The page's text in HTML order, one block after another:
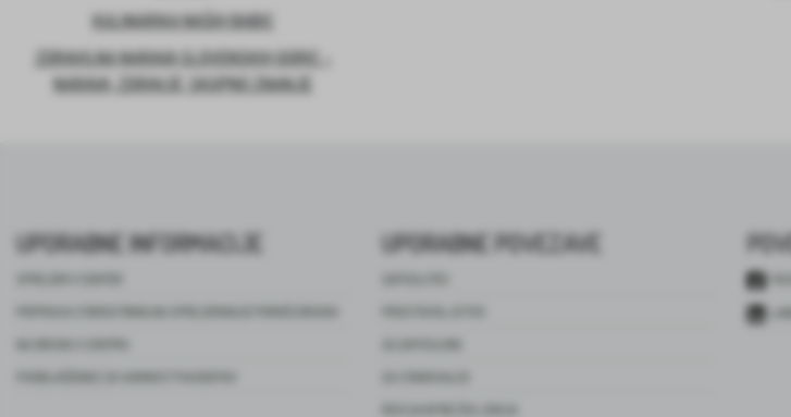
KULINARIKA NAŠIH BABIC
ZDRAVILNA NARAVA SLOVENSKIH GORIC –
NARAVA, ZDRAVJE, SKUPNO ZNANJE
UPORABNE INFORMACIJE UPORABNE POVEZAVE